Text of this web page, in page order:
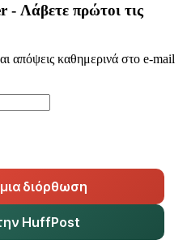
- Λάβετε πρώτοι τις
απόψεις καθημερινά στο e-mail
διόρθωση
HuffPost